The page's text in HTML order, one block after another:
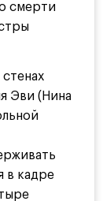
смерти
Эви (Нина
в кадре